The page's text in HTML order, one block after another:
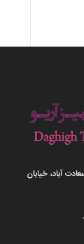
آباد، خیابان